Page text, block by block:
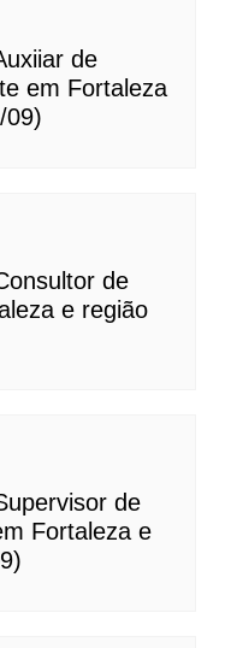
de
em Fortaleza
09)
de
e região
de
Fortaleza e